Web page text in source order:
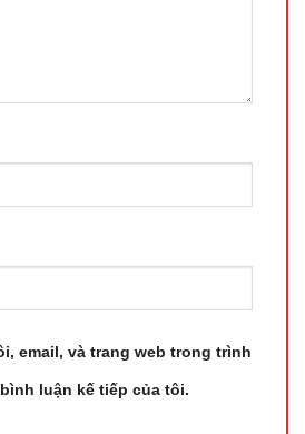
email, và trang web trong trình
luận kế tiếp của tôi.